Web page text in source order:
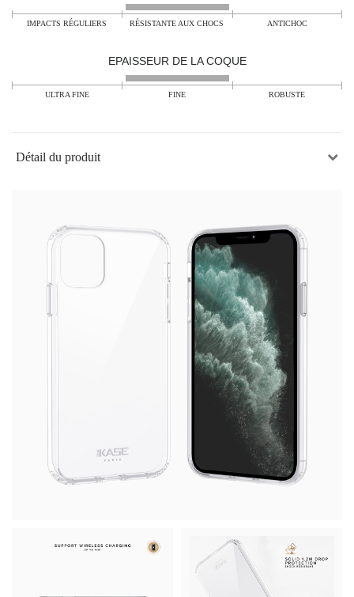
IMPACTS RÉGULIERS RÉSISTANTE AUX CHOCS ANTICHOC
EPAISSEUR DE LA COQUE
ULTRA FINE FINE ROBUSTE
Détail du produit